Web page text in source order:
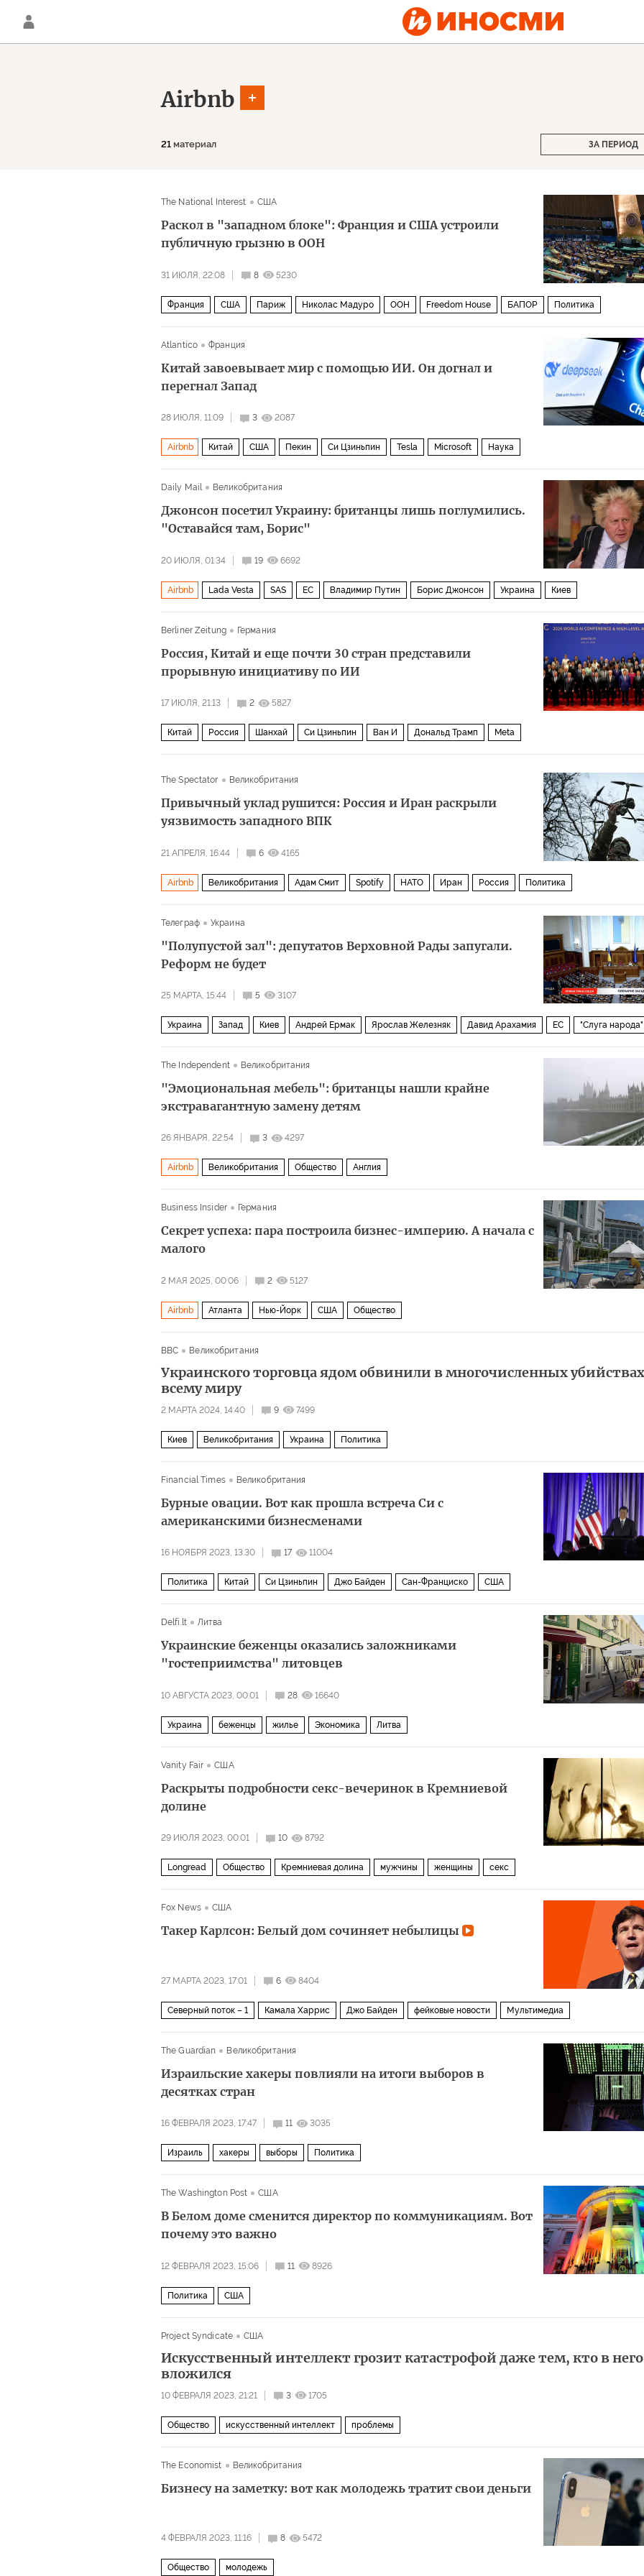
Airbnb
21 материал ЗА ПЕРИОД
The National Interest США
Раскол в "западном блоке": Франция и США устроили
публичную грызню в ООН
31 ИЮЛЯ, 22:08 8 5230
Франция США Париж Николас Мадуро ООН Freedom House БАПОР Политика
Atlantico Франция
Китай завоевывает мир с помощью ИИ. Он догнал и
перегнал Запад
28 ИЮЛЯ, 11:09 3 2087
Airbnb Китай США Пекин Си Цзиньпин Tesla Microsoft Наука
Daily Mail Великобритания
Джонсон посетил Украину: британцы лишь поглумились.
"Оставайся там, Борис"
20 ИЮЛЯ, 01:34 19 6692
Airbnb Lada Vesta SAS ЕС Владимир Путин Борис Джонсон Украина Киев
Berliner Zeitung
Германия
Россия, Китай и еще почти 30 стран представили
прорывную инициативу по ИИ
17 ИЮЛЯ, 21:13 2 5827
Китай Россия Шанхай Си Цзиньпин Ван И Дональд Трамп Meta
The Spectator Великобритания
Привычный уклад рушится: Россия и Иран раскрыли
уязвимость западного ВПК
21 АПРЕЛЯ, 16:44 6 4165
Airbnb Великобритания Адам Смит Spotify НАТО Иран Россия Политика
Телеграф Украина
"Полупустой зал": депутатов Верховной Рады запугали.
Реформ не будет
25 МАРТА, 15:44 5 3107
Украина Запад Киев Андрей Ермак Ярослав Железняк Давид Арахамия ЕС "Слуга народа"
The Independent
Великобритания
"Эмоциональная мебель": британцы нашли крайне
экстравагантную замену детям
26 ЯНВАРЯ, 22:54 3 4297
Airbnb Великобритания Общество Англия
Business Insider Германия
Секрет успеха: пара построила бизнес-империю. А начала с
малого
2 МАЯ 2025, 00:06 2 5127
Airbnb Атланта Нью-Йорк США Общество
BBC Великобритания
Украинского торговца ядом обвинили в многочисленных
всему миру
2 МАРТА 2024, 14:40 9 7499
Киев Великобритания Украина Политика
Financial Times Великобритания
Бурные овации. Вот как прошла встреча Си с
американскими бизнесменами
16 НОЯБРЯ 2023, 13:30 17 11004
Политика Китай Си Цзиньпин Джо Байден Сан-Франциско США
Delfi.lt Литва
Украинские беженцы оказались заложниками
"гостеприимства" литовцев
10 АВГУСТА 2023, 00:01 28 16640
Украина беженцы жилье Экономика Литва
Vanity Fair США
Раскрыты подробности секс-вечеринок в Кремниевой
долине
29 ИЮЛЯ 2023, 00:01 10 8792
Longread Общество Кремниевая долина мужчины женщины секс
Fox News США
Такер Карлсон: Белый дом сочиняет небылицы
27 МАРТА 2023, 17:01 6 8404
Северный поток – 1 Камала Харрис Джо Байден фейковые новости Мультимедиа
The Guardian Великобритания
Израильские хакеры повлияли на итоги выборов в
десятках стран
16 ФЕВРАЛЯ 2023, 17:47 11 3035
Израиль хакеры выборы Политика
The Washington Post США
В Белом доме сменится директор по коммуникациям. Вот
почему это важно
12 ФЕВРАЛЯ 2023, 15:06 11 8926
Политика США
Project Syndicate США
Искусственный интеллект грозит катастрофой даже тем, кто в него
вложился
10 ФЕВРАЛЯ 2023, 21:21 3 1705
Общество искусственный интеллект проблемы
The Economist Великобритания
Бизнесу на заметку: вот как молодежь тратит свои деньги
4 ФЕВРАЛЯ 2023, 11:16 8 5472
Общество молодежь